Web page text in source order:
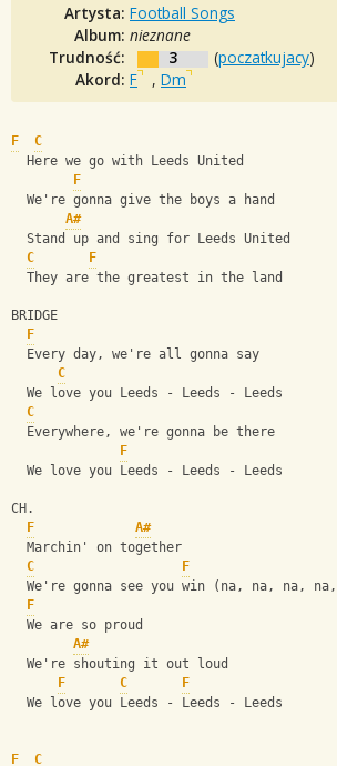
Artysta: Football Songs
Album: nieznane
Trudność:
3 (poczatkujacy)
Akord: F , Dm
F
C
  Here we go with Leeds United
F
  We're gonna give the boys a hand
A#
  Stand up and sing for Leeds United
C
F
  They are the greatest in the land
BRIDGE
F
  Every day, we're all gonna say
C
  We love you Leeds - Leeds - Leeds
C
  Everywhere, we're gonna be there
F
  We love you Leeds - Leeds - Leeds
CH.
F
A#
  Marchin' on together
C
F
We're gonna see you win (na, na, na,
F
  We are so proud
A#
  We're shouting it out loud
F
C
F
  We love you Leeds - Leeds - Leeds
F
C